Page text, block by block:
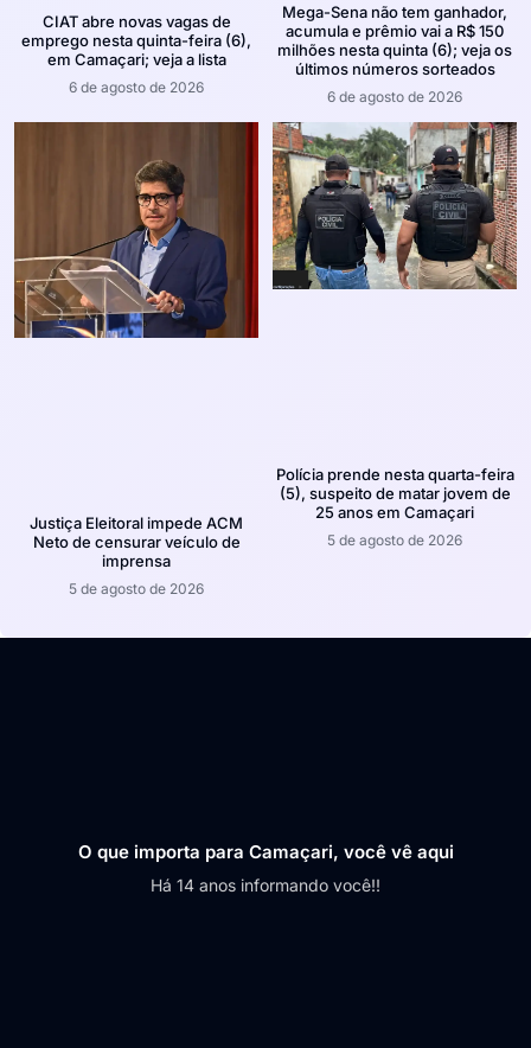
CIAT abre novas vagas de
emprego nesta quinta-feira (6),
em Camaçari; veja a lista
6 de agosto de 2026
Mega-Sena não tem ganhador,
acumula e prêmio vai a R$ 150
milhões nesta quinta (6); veja os
últimos números sorteados
6 de agosto de 2026
Justiça Eleitoral impede ACM
Neto de censurar veículo de
imprensa
5 de agosto de 2026
Polícia prende nesta quarta-feira
(5), suspeito de matar jovem de
25 anos em Camaçari
5 de agosto de 2026
O que importa para Camaçari, você vê aqui
Há 14 anos informando você!!